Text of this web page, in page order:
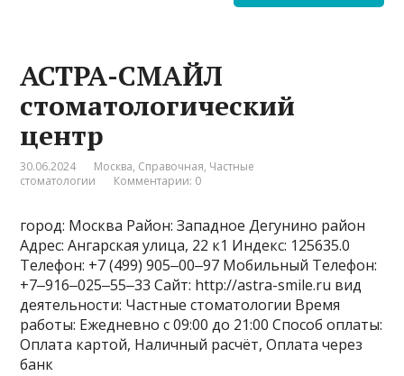
АСТРА-СМАЙЛ
стоматологический
центр
30.06.2024 Москва, Справочная, Частные
стоматологии
Комментарии: 0
город: Москва Район: Западное Дегунино район
Адрес: Ангарская улица, 22 к1 Индекс: 125635.0
Телефон: +7 (499) 905‒00‒97 Мобильный Телефон:
+7‒916‒025‒55‒33 Сайт: http://astra-smile.ru вид
деятельности: Частные стоматологии Время
работы: Ежедневно с 09:00 до 21:00 Способ оплаты:
Оплата картой, Наличный расчёт, Оплата через
банк